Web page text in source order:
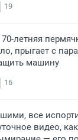
19
70-летняя
прыгает с
машину
16
все
видео,